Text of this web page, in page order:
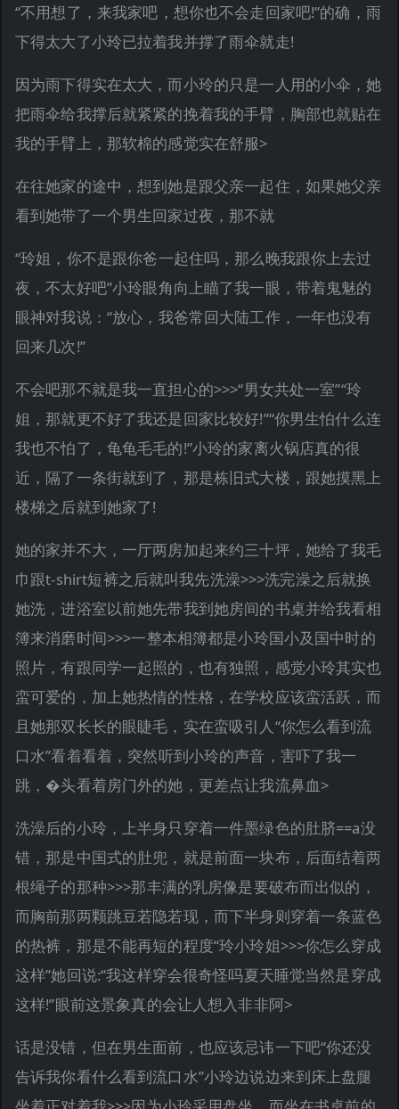
“不用想了，来我家吧，想你也不会走回家吧!”的确，雨
下得太大了小玲已拉着我并撑了雨伞就走!
因为雨下得实在太大，而小玲的只是一人用的小伞，她
把雨伞给我撑后就紧紧的挽着我的手臂，胸部也就贴在
我的手臂上，那软棉的感觉实在舒服>
在往她家的途中，想到她是跟父亲一起住，如果她父亲
看到她带了一个男生回家过夜，那不就
“玲姐，你不是跟你爸一起住吗，那么晚我跟你上去过
夜，不太好吧”小玲眼角向上瞄了我一眼，带着鬼魅的
眼神对我说：“放心，我爸常回大陆工作，一年也没有
回来几次!”
不会吧那不就是我一直担心的>>>“男女共处一室”“玲
姐，那就更不好了我还是回家比较好!”“你男生怕什么连
我也不怕了，龟龟毛毛的!”小玲的家离火锅店真的很
近，隔了一条街就到了，那是栋旧式大楼，跟她摸黑上
楼梯之后就到她家了!
她的家并不大，一厅两房加起来约三十坪，她给了我毛
巾跟t-shirt短裤之后就叫我先洗澡>>>洗完澡之后就换
她洗，进浴室以前她先带我到她房间的书桌并给我看相
簿来消磨时间>>>一整本相簿都是小玲国小及国中时的
照片，有跟同学一起照的，也有独照，感觉小玲其实也
蛮可爱的，加上她热情的性格，在学校应该蛮活跃，而
且她那双长长的眼睫毛，实在蛮吸引人“你怎么看到流
口水”看着看着，突然听到小玲的声音，害吓了我一
跳，�头看着房门外的她，更差点让我流鼻血>
洗澡后的小玲，上半身只穿着一件墨绿色的肚脐==a没
错，那是中国式的肚兜，就是前面一块布，后面结着两
根绳子的那种>>>那丰满的乳房像是要破布而出似的，
而胸前那两颗跳豆若隐若现，而下半身则穿着一条蓝色
的热裤，那是不能再短的程度“玲小玲姐>>>你怎么穿成
这样”她回说:“我这样穿会很奇怪吗夏天睡觉当然是穿成
这样!”眼前这景象真的会让人想入非非阿>
话是没错，但在男生面前，也应该忌讳一下吧“你还没
告诉我你看什么看到流口水”小玲边说边来到床上盘腿